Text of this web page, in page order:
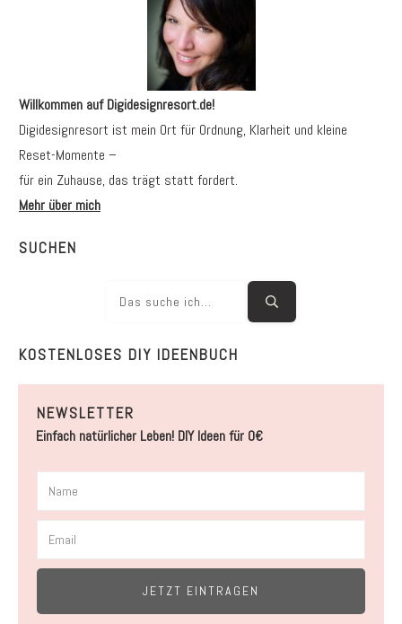
Willkommen auf Digidesignresort.de!
Digidesignresort ist mein Ort für Ordnung, Klarheit und kleine
Reset-Momente –
für ein Zuhause, das trägt statt fordert.
Mehr über mich
SUCHEN
KOSTENLOSES DIY IDEENBUCH
NEWSLETTER
Einfach natürlicher Leben! DIY Ideen für 0€
JETZT EINTRAGEN